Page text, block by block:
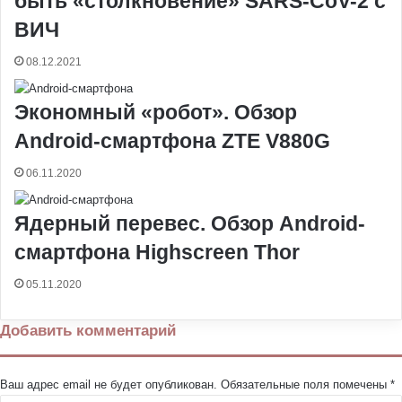
ВИЧ
08.12.2021
Экономный «робот». Обзор
Android-смартфона ZTE V880G
06.11.2020
Ядерный перевес. Обзор Android-
смартфона Highscreen Thor
05.11.2020
Добавить комментарий
Ваш адрес email не будет опубликован. Обязательные поля помечены *